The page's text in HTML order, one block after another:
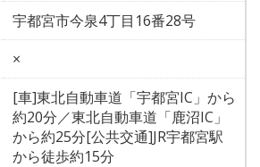
宇都宮市今泉4丁目16番28号
×
[車]東北自動車道「宇都宮IC」から
約20分／東北自動車道「鹿沼IC」
から約25分[公共交通]JR宇都宮駅
から徒歩約15分